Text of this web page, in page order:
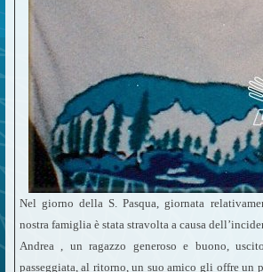
Nel giorno della S. Pasqua, giornata
nostra famiglia è stata stravolta a causa
Andrea , un ragazzo generoso e buono,
passeggiata, al ritorno, un suo amico gli offre un